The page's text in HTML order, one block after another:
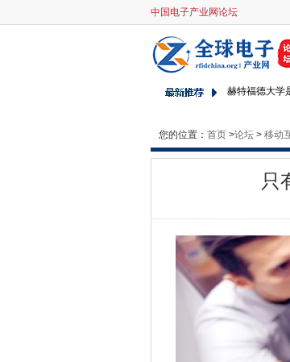
中国电子产业网论坛
只有12％的全
Amdocs加入
Windows 10
赫特福德大学
学徒人员可能
私人LTE / 5G
Hellokitty几
微软被控扼杀
在政府发布的
英国的
ALTNET协会
在瓶子里裂开
O2和NEC索
eniag
您的位置： 首页 >论坛 > 移动
只